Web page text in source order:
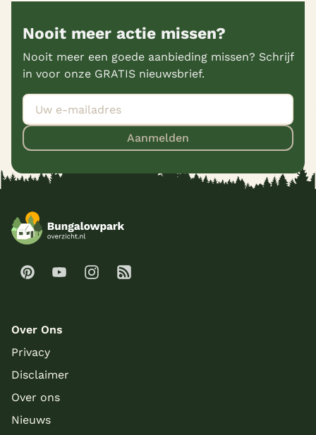
Nooit meer actie missen?
Nooit meer een goede aanbieding missen? Schrijf
in voor onze GRATIS nieuwsbrief.
Aanmelden
Over Ons
Privacy
Disclaimer
Over ons
Nieuws